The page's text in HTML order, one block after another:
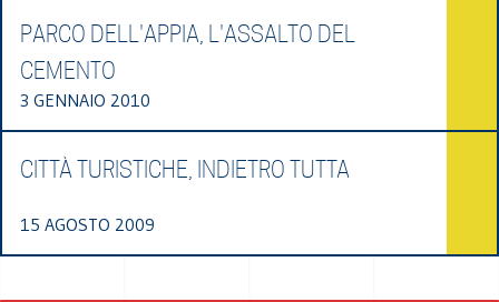
PARCO DELL'APPIA, L'ASSALTO DEL
CEMENTO
3 GENNAIO 2010
CITTÀ TURISTICHE, INDIETRO TUTTA
15 AGOSTO 2009